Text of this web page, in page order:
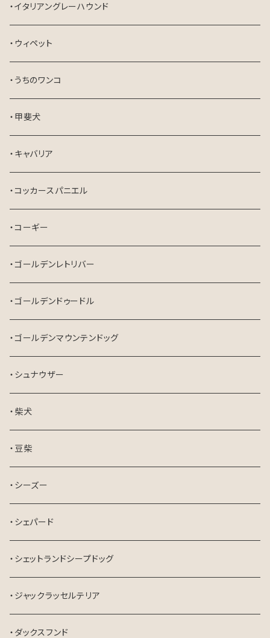
・イタリアングレーハウンド
・ウィペット
・うちのワンコ
・甲斐犬
・キャバリア
・コッカースパニエル
・コーギー
・ゴールデンレトリバー
・ゴールデンドゥードル
・ゴールデンマウンテンドッグ
・シュナウザー
・柴犬
・豆柴
・シーズー
・シェパード
・シェットランドシープドッグ
・ジャックラッセルテリア
・ダックスフンド